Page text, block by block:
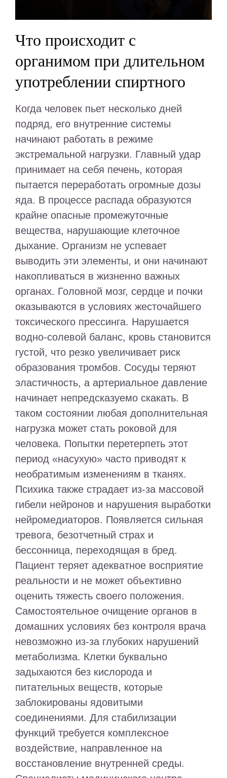
Что происходит с
органимом при длительном
употреблении спиртного
Когда человек пьет несколько дней
подряд, его внутренние системы
начинают работать в режиме
экстремальной нагрузки. Главный удар
принимает на себя печень, которая
пытается переработать огромные дозы
яда. В процессе распада образуются
крайне опасные промежуточные
вещества, нарушающие клеточное
дыхание. Организм не успевает
выводить эти элементы, и они начинают
накопливаться в жизненно важных
органах. Головной мозг, сердце и почки
оказываются в условиях жесточайшего
токсического прессинга. Нарушается
водно-солевой баланс, кровь становится
густой, что резко увеличивает риск
образования тромбов. Сосуды теряют
эластичность, а артериальное давление
начинает непредсказуемо скакать. В
таком состоянии любая дополнительная
нагрузка может стать роковой для
человека. Попытки перетерпеть этот
период «насухую» часто приводят к
необратимым изменениям в тканях.
Психика также страдает из-за массовой
гибели нейронов и нарушения выработки
нейромедиаторов. Появляется сильная
тревога, безотчетный страх и
бессонница, переходящая в бред.
Пациент теряет адекватное восприятие
реальности и не может объективно
оценить тяжесть своего положения.
Самостоятельное очищение органов в
домашних условиях без контроля врача
невозможно из-за глубоких нарушений
метаболизма. Клетки буквально
задыхаются без кислорода и
питательных веществ, которые
заблокированы ядовитыми
соединениями. Для стабилизации
функций требуется комплексное
воздействие, направленное на
восстановление внутренней среды.